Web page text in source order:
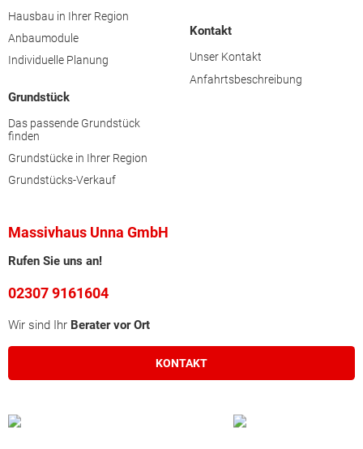
Hausbau in Ihrer Region
Anbaumodule
Individuelle Planung
Grundstück
Das passende Grundstück
finden
Grundstücke in Ihrer Region
Grundstücks-Verkauf
Kontakt
Unser Kontakt
Anfahrtsbeschreibung
Massivhaus Unna GmbH
Rufen Sie uns an!
02307 9161604
Wir sind Ihr Berater vor Ort
KONTAKT